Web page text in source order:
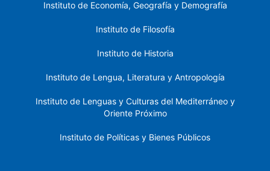
Instituto de Economía, Geografía y Demografía
Instituto de Filosofía
Instituto de Historia
Instituto de Lengua, Literatura y Antropología
Instituto de Lenguas y Culturas del Mediterráneo y
Oriente Próximo
Instituto de Políticas y Bienes Públicos